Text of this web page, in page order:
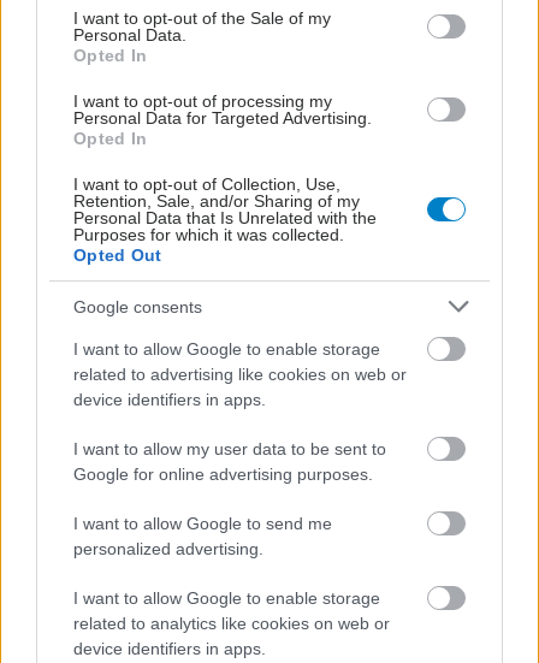
consent section.
I want to opt-out of the Sale of my
Personal Data.
Opted In
I want to opt-out of processing my
Personal Data for Targeted Advertising.
Opted In
I want to opt-out of Collection, Use,
Retention, Sale, and/or Sharing of my
Personal Data that Is Unrelated with the
Purposes for which it was collected.
Opted Out
Google consents
I want to allow Google to enable storage
related to advertising like cookies on web or
device identifiers in apps.
I want to allow my user data to be sent to
Google for online advertising purposes.
I want to allow Google to send me
personalized advertising.
I want to allow Google to enable storage
related to analytics like cookies on web or
device identifiers in apps.
ΜΠΕΙΤΕ ΣΤΗ ΣΥΖΗΤΗΣΗ
Loading...
Προσθήκη Σχολίου